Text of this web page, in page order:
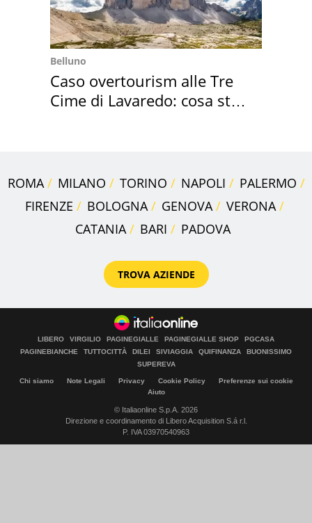
Belluno
Caso overtourism alle Tre
Cime di Lavaredo: cosa sta
ROMA MILANO TORINO NAPOLI
PALERMO
FIRENZE
BOLOGNA GENOVA
VERONA
CATANIA
BARI PADOVA
TROVA AZIENDE
LIBERO VIRGILIO PAGINEGIALLE PAGINEGIALLE SHOP
PGCASA
PAGINEBIANCHE
TUTTOCITTÀ DILEI SIVIAGGIA QUIFINANZA
BUONISSIMO
SUPEREVA
Chi siamo Note Legali Privacy Cookie Policy
Preferenze sui cookie
Aiuto
© Italiaonline S.p.A. 2026
Direzione e coordinamento di Libero Acquisition S.á r.l.
P. IVA 03970540963